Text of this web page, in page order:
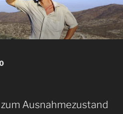
Ausnahmezustand